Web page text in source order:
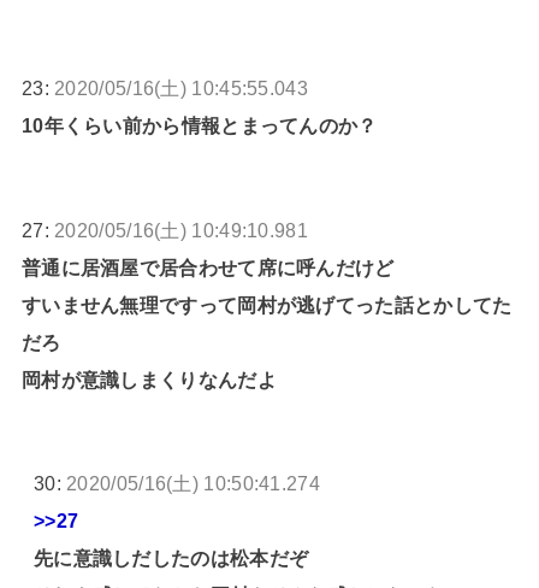
23: 2020/05/16(土) 10:45:55.043
10年くらい前から情報とまってんのか？
27: 2020/05/16(土) 10:49:10.981
普通に居酒屋で居合わせて席に呼んだけど
すいません無理ですって岡村が逃げてった話とかしてた
だろ
岡村が意識しまくりなんだよ
30: 2020/05/16(土) 10:50:41.274
>>27
先に意識しだしたのは松本だぞ